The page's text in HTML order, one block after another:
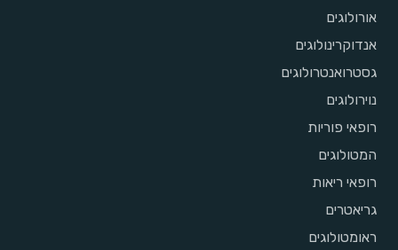
אורולוגים
אנדוקרינולוגים
גסטרואנטרולוגים
נוירולוגים
רופאי פוריות
המטולוגים
רופאי ריאות
גריאטרים
ראומטולוגים